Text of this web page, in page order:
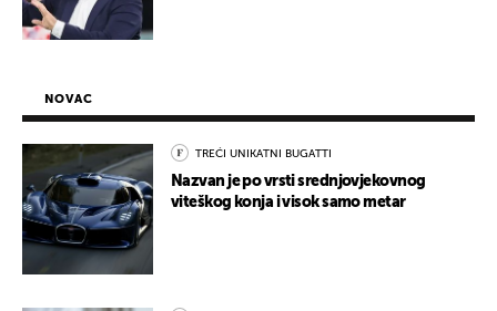
NOVAC
TREĆI UNIKATNI BUGATTI
Nazvan je po vrsti srednjovjekovnog
viteškog konja i visok samo metar